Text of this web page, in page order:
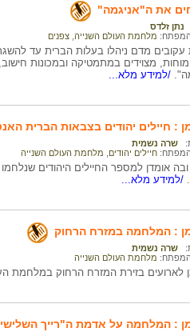
את ה"אניגמה"
נתן זלדס
המפתח: מלחמת העולם השנייה צפנים
עקובים מדם ניהלו בעלות הברית עד
מצוידים במתמטיקה ובמכונות
/למידע מלא...
: חיילים יהודים בצבאות הברית
שרה נשמית
המפתח: חיילים יהודים מלחמת העולם השנייה
אומדן למספר החיילים היהודים
/למידע מלא...
: המלחמה במזרח הרחוק
שרה נשמית
המפתח: מלחמת העולם השנייה
בזירת המזרח הרחוק במלחמת העולם השניה החל
: המלחמה על אדמת ה"רייך